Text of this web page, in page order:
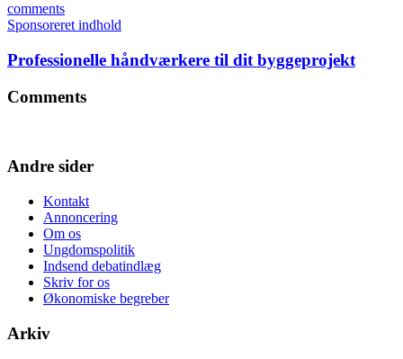
comments
Sponsoreret indhold
Professionelle håndværkere til dit byggeprojekt
Comments
Andre sider
Kontakt
Annoncering
Om os
Ungdomspolitik
Indsend debatindlæg
Skriv for os
Økonomiske begreber
Arkiv